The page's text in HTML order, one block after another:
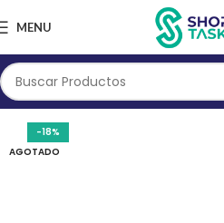
MENU
-18%
AGOTADO